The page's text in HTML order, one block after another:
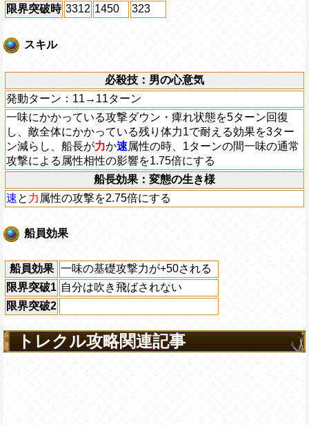
限界突破時 3312 1450 323
スキル
必殺技：男の心意気
発動ターン：11→11ターン
一味にかかっている攻撃ダウン・痺れ状態を5ターン回復
し、敵全体にかかっている残り体力1で耐える効果を3ター
ン減らし、船長が力か速属性の時、1ターンの間一味の通常
攻撃による属性相性の影響を1.75倍にする
船長効果：変態の生き様
速と 力 属性の攻撃を2.75倍にする
船員効果
船員効果
一味の基礎攻撃力が+50される
限界突破1 自分は吹き飛ばされない
限界突破2
トレクル攻略関連記事